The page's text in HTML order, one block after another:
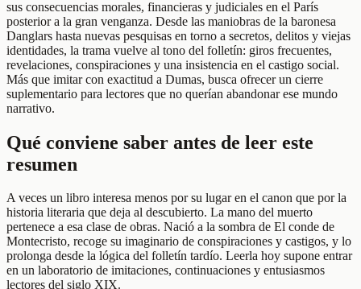
sus consecuencias morales, financieras y judiciales en el París
posterior a la gran venganza. Desde las maniobras de la baronesa
Danglars hasta nuevas pesquisas en torno a secretos, delitos y viejas
identidades, la trama vuelve al tono del folletín: giros frecuentes,
revelaciones, conspiraciones y una insistencia en el castigo social.
Más que imitar con exactitud a Dumas, busca ofrecer un cierre
suplementario para lectores que no querían abandonar ese mundo
narrativo.
Qué conviene saber antes de leer este
resumen
A veces un libro interesa menos por su lugar en el canon que por la
historia literaria que deja al descubierto. La mano del muerto
pertenece a esa clase de obras. Nació a la sombra de El conde de
Montecristo, recoge su imaginario de conspiraciones y castigos, y lo
prolonga desde la lógica del folletín tardío. Leerla hoy supone entrar
en un laboratorio de imitaciones, continuaciones y entusiasmos
lectores del siglo XIX.